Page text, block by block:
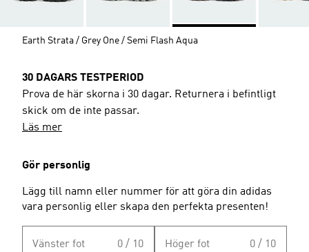
Earth Strata / Grey One / Semi Flash Aqua
30 DAGARS TESTPERIOD
Prova de här skorna i 30 dagar. Returnera i befintligt
skick om de inte passar.
Läs mer
Gör personlig
Lägg till namn eller nummer för att göra din adidas
vara personlig eller skapa den perfekta presenten!
Vänster fot 0 / 10 Höger fot 0 / 10